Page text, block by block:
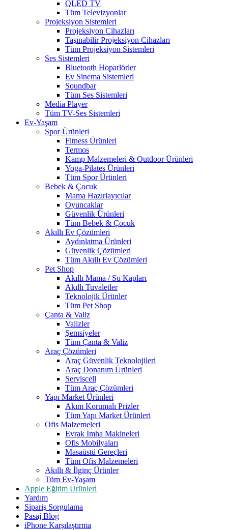
QLED TV
Tüm Televizyonlar
Projeksiyon Sistemleri
Projeksiyon Cihazları
Taşınabilir Projeksiyon Cihazları
Tüm Projeksiyon Sistemleri
Ses Sistemleri
Bluetooth Hoparlörler
Ev Sinema Sistemleri
Soundbar
Tüm Ses Sistemleri
Media Player
Tüm TV-Ses Sistemleri
Ev-Yaşam
Spor Ürünleri
Fitness Ürünleri
Termos
Kamp Malzemeleri & Outdoor Ürünleri
Yoga-Pilates Ürünleri
Tüm Spor Ürünleri
Bebek & Çocuk
Mama Hazırlayıcılar
Oyuncaklar
Güvenlik Ürünleri
Tüm Bebek & Çocuk
Akıllı Ev Çözümleri
Aydınlatma Ürünleri
Güvenlik Çözümleri
Tüm Akıllı Ev Çözümleri
Pet Shop
Akıllı Mama / Su Kapları
Akıllı Tuvaletler
Teknolojik Ürünler
Tüm Pet Shop
Çanta & Valiz
Valizler
Şemsiyeler
Tüm Çanta & Valiz
Araç Çözümleri
Araç Güvenlik Teknolojileri
Araç Donanım Ürünleri
Serviscell
Tüm Araç Çözümleri
Yapı Market Ürünleri
Akım Korumalı Prizler
Tüm Yapı Market Ürünleri
Ofis Malzemeleri
Evrak İmha Makineleri
Ofis Mobilyaları
Masaüstü Gereçleri
Tüm Ofis Malzemeleri
Akıllı & İlginç Ürünler
Tüm Ev-Yaşam
Apple Eğitim Ürünleri
Yardım
Sipariş Sorgulama
Pasaj Blog
iPhone Karşılaştırma